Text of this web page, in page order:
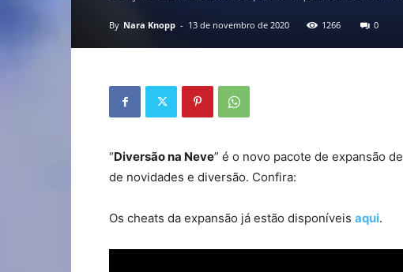
By Nara Knopp - 13 de novembro de 2020 1266 0
“Diversão na Neve” é o novo pacote de expansão de
de novidades e diversão. Confira:
Os cheats da expansão já estão disponíveis aqui.